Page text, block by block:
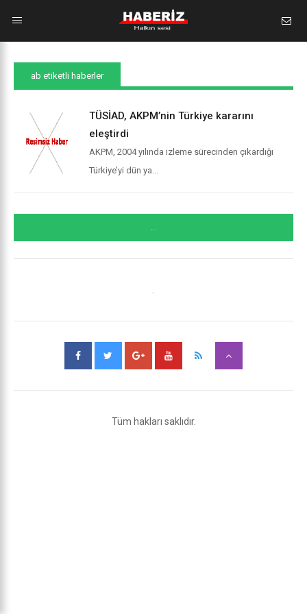
ab etiketli haberler
TÜSİAD, AKPM’nin Türkiye kararını
eleştirdi
AKPM, 2004 yılında izleme sürecinden çıkardığı
Türkiye’yi dün ya...
...
Tüm hakları saklıdır.